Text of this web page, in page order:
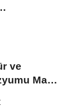
ve
Mayıs